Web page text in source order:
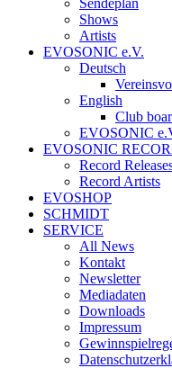
Sendeplan
Shows
Artists
EVOSONIC e.V.
Deutsch
English
Club
EVOSONIC
EVOSONIC
Record
Record Artists
EVOSHOP
SCHMIDT
SERVICE
All News
Kontakt
Newsletter
Mediadaten
Downloads
Impressum